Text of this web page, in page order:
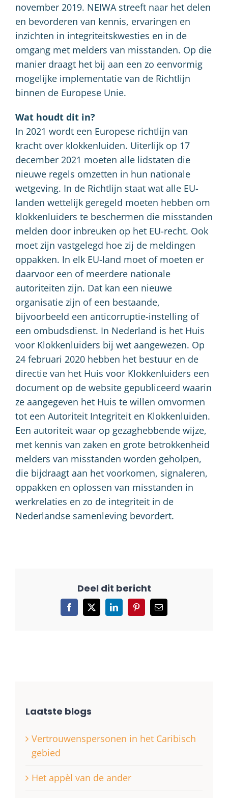
november 2019. NEIWA streeft naar het delen
en bevorderen van kennis, ervaringen en
inzichten in integriteitskwesties en in de
omgang met melders van misstanden. Op die
manier draagt het bij aan een zo eenvormig
mogelijke implementatie van de Richtlijn
binnen de Europese Unie.
Wat houdt dit in?
In 2021 wordt een Europese richtlijn van
kracht over klokkenluiden. Uiterlijk op 17
december 2021 moeten alle lidstaten die
nieuwe regels omzetten in hun nationale
wetgeving. In de Richtlijn staat wat alle EU-
landen wettelijk geregeld moeten hebben om
klokkenluiders te beschermen die misstanden
melden door inbreuken op het EU-recht. Ook
moet zijn vastgelegd hoe zij de meldingen
oppakken. In elk EU-land moet of moeten er
daarvoor een of meerdere nationale
autoriteiten zijn. Dat kan een nieuwe
organisatie zijn of een bestaande,
bijvoorbeeld een anticorruptie-instelling of
een ombudsdienst. In Nederland is het Huis
voor Klokkenluiders bij wet aangewezen. Op
24 februari 2020 hebben het bestuur en de
directie van het Huis voor Klokkenluiders een
document op de website gepubliceerd waarin
ze aangegeven het Huis te willen omvormen
tot een Autoriteit Integriteit en Klokkenluiden.
Een autoriteit waar op gezaghebbende wijze,
met kennis van zaken en grote betrokkenheid
melders van misstanden worden geholpen,
die bijdraagt aan het voorkomen, signaleren,
oppakken en oplossen van misstanden in
werkrelaties en zo de integriteit in de
Nederlandse samenleving bevordert.
Facebook
X LinkedInPinterest
E-
Laatste blogs
Vertrouwenspersonen in het Caribisch
gebied
Het appèl van de ander